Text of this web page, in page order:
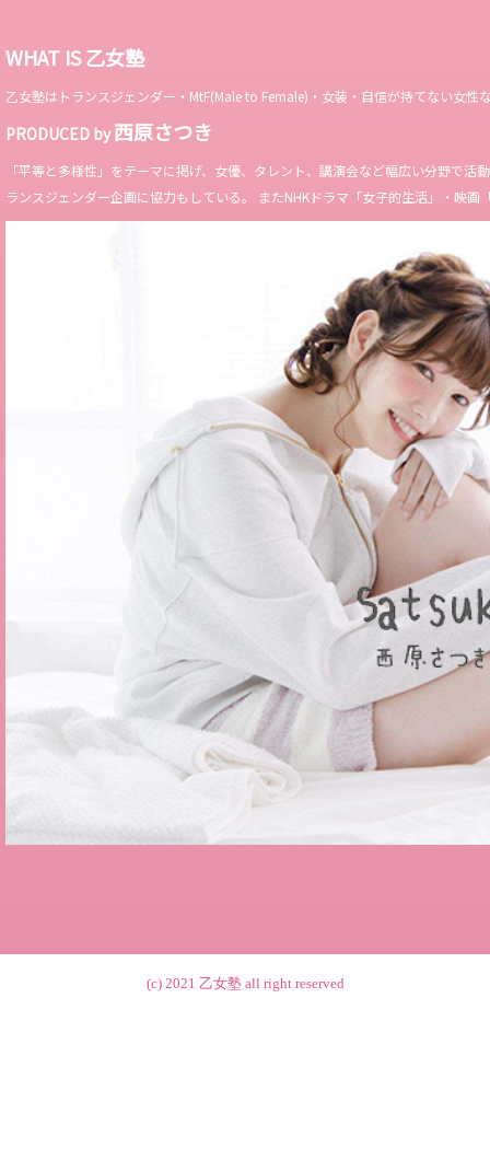
WHAT IS 乙女塾
乙女塾はトランスジェンダー・MtF(Male to Female)・女装・自信が持てない女
PRODUCED by西原さつき
「平等と多様性」をテーマに掲げ、女優、タレント、講演会など幅広い分野で
ランスジェンダー企画に協力もしている。 またNHKドラマ「女子的生活」・映
(c) 2021 乙女塾all right reserved